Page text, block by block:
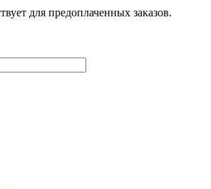
для предоплаченных заказов.